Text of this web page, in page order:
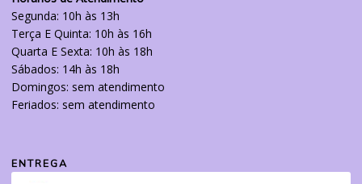
Segunda: 10h às 13h
Terça E Quinta: 10h às 16h
Quarta E Sexta: 10h às 18h
Sábados: 14h às 18h
Domingos: sem atendimento
Feriados: sem atendimento
ENTREGA